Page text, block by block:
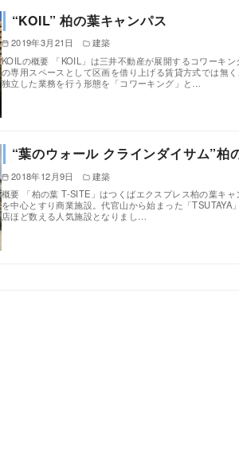
“KOIL” 柏の葉キャンパス
2019年3月21日
建築
KOILの概要 「KOIL」は三井不動産が展開するコワーキ
の専用スペースとして区画を借り上げる賃貸方式では無
独立した業務を行う形態を「コワーキング」と…
“葉のウォール クラインダイサム”柏
2018年12月9日
建築
概要 「柏の葉 T-SITE」はつくばエクスプレス柏の葉キ
を中心とすり商業施設。代官山から始まった「
店ほど数える人気施設となりまし…